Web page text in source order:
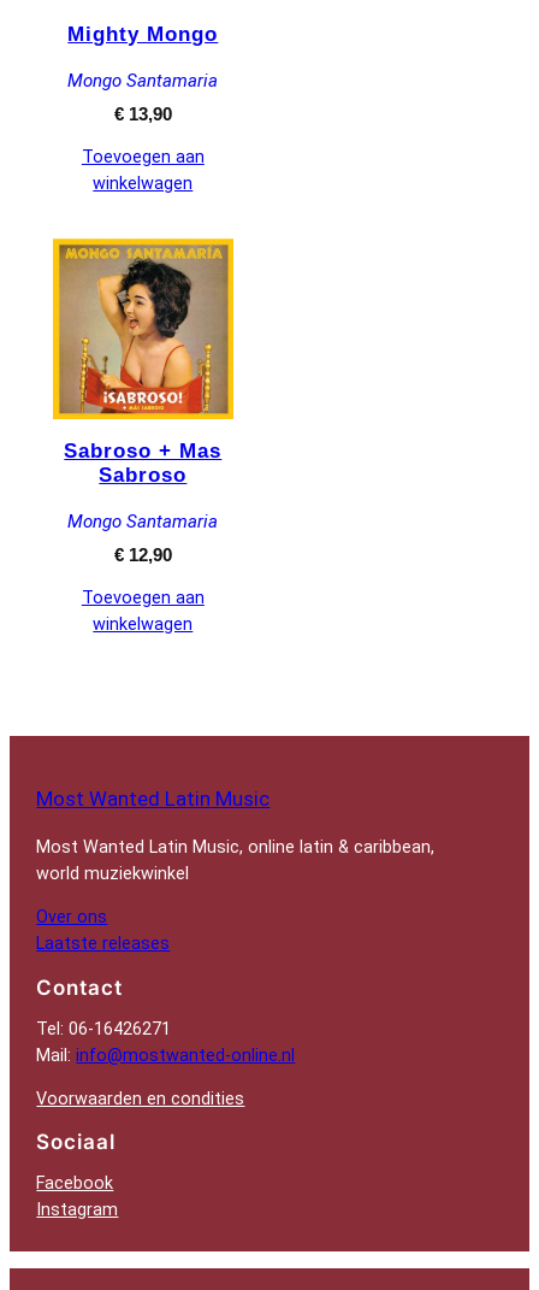
Mighty Mongo
Mongo Santamaria
€13,90
Toevoegen aan
winkelwagen
Sabroso + Mas
Sabroso
Mongo Santamaria
€12,90
Toevoegen aan
winkelwagen
Most Wanted Latin Music
Most Wanted Latin Music, online latin & caribbean,
world muziekwinkel
Over ons
Laatste releases
Contact
Tel: 06-16426271
Mail:info@mostwanted-online.nl
Voorwaarden en condities
Sociaal
Facebook
Instagram